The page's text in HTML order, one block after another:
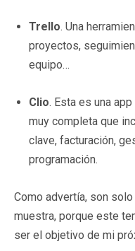
Trello. Una
proyectos,
equipo…
Clio. Esta es una
muy completa que
clave, facturación,
programación.
Como advertía, son
muestra, porque este
ser el objetivo de mi